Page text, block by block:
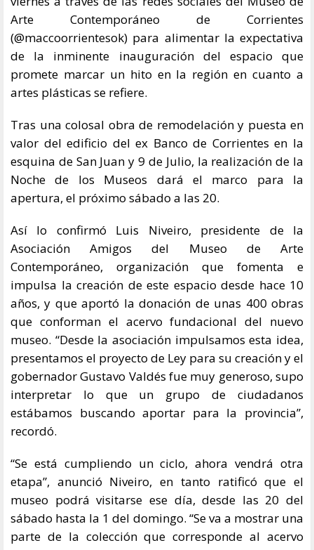
Arte Contemporáneo de Corrientes
(@maccoorrientesok) para alimentar la expectativa
de la inminente inauguración del espacio que
promete marcar un hito en la región en cuanto a
artes plásticas se refiere.
Tras una colosal obra de remodelación y puesta en
valor del edificio del ex Banco de Corrientes en la
esquina de San Juan y 9 de Julio, la realización de la
Noche de los Museos dará el marco para la
apertura, el próximo sábado a las 20.
Así lo confirmó Luis Niveiro, presidente de la
Asociación Amigos del Museo de Arte
Contemporáneo, organización que fomenta e
impulsa la creación de este espacio desde hace 10
años, y que aportó la donación de unas 400 obras
que conforman el acervo fundacional del nuevo
museo. “Desde la asociación impulsamos esta idea,
presentamos el proyecto de Ley para su creación y el
gobernador Gustavo Valdés fue muy generoso, supo
interpretar lo que un grupo de ciudadanos
estábamos buscando aportar para la provincia”,
recordó.
“Se está cumpliendo un ciclo, ahora vendrá otra
etapa”, anunció Niveiro, en tanto ratificó que el
museo podrá visitarse ese día, desde las 20 del
sábado hasta la 1 del domingo. “Se va a mostrar una
parte de la colección que corresponde al acervo